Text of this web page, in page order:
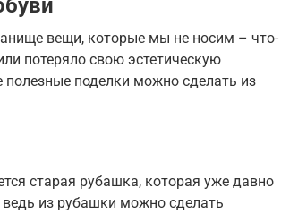
вещи, которые мы не носим – что-
потеряло свою эстетическую
полезные поделки можно сделать из
старая рубашка, которая уже давно
ведь из рубашки можно сделать